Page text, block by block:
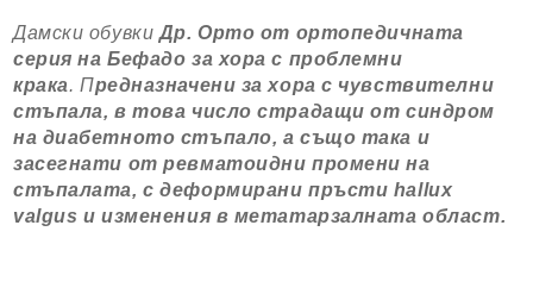
Дамски обувкиДр. Орто от ортопедичната
серия на Бефадо за хора с проблемни
крака. Предназначени за хора с чувствителни
стъпала, в това число страдащи от синдром
на диабетното стъпало, а също така и
засегнати от ревматоидни промени на
стъпалата, с деформирани пръсти hallux
valgus и изменения в метатарзалната област.